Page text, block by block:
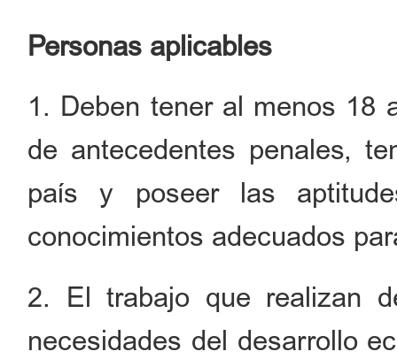
Personas aplicables
1. Deben tener al menos 18
de antecedentes penales,
país y poseer las
conocimientos adecuados
2. El trabajo que realizan
necesidades del desarrollo